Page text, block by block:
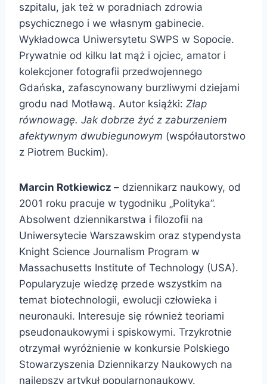
szpitalu, jak też w poradniach zdrowia
psychicznego i we własnym gabinecie.
Wykładowca Uniwersytetu SWPS w Sopocie.
Prywatnie od kilku lat mąż i ojciec, amator i
kolekcjoner fotografii przedwojennego
Gdańska, zafascynowany burzliwymi dziejami
grodu nad Motławą. Autor książki: Złap
równowagę. Jak dobrze żyć z zaburzeniem
afektywnym dwubiegunowym (współautorstwo
z Piotrem Buckim).
Marcin Rotkiewicz – dziennikarz naukowy, od
2001 roku pracuje w tygodniku „Polityka”.
Absolwent dziennikarstwa i filozofii na
Uniwersytecie Warszawskim oraz stypendysta
Knight Science Journalism Program w
Massachusetts Institute of Technology (USA).
Popularyzuje wiedzę przede wszystkim na
temat biotechnologii, ewolucji człowieka i
neuronauki. Interesuje się również teoriami
pseudonaukowymi i spiskowymi. Trzykrotnie
otrzymał wyróżnienie w konkursie Polskiego
Stowarzyszenia Dziennikarzy Naukowych na
najlepszy artykuł popularnonaukowy.